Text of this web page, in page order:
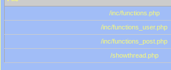
/inc/functions.php
/inc/functions_user.php
/inc/functions_post.php
/showthread.php